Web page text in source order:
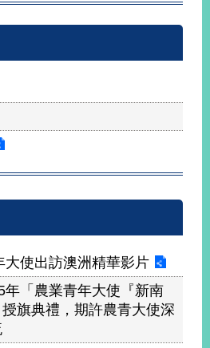
大使出訪澳洲精華影片
年「農業青年大使『新南
旗典禮，期許農青大使深